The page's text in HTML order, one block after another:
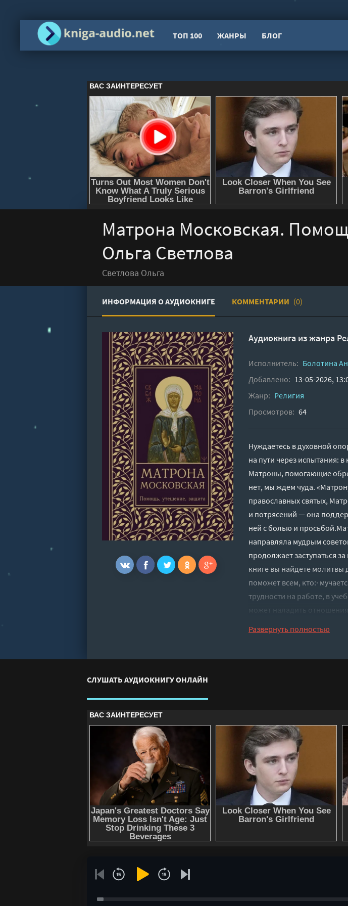
ТОП 100 ЖАНРЫ БЛОГ
Матрона Московская.
Ольга Светлова
Светлова Ольга
ИНФОРМАЦИЯ О АУДИОКНИГЕ КОММЕНТАРИИ (0)
Аудиокнига из жанра
Исполнитель: Болотина
Добавлено: 13-05-2026,
Жанр: Религия
Просмотров: 64
Нуждаетесь в духовной
на пути через испытания:
Матроны, помогающие
нет, мы ждем чуда.
православных святых,
и потрясений — она
ней с болью и
направляла мудрым
продолжает заступаться
книге вы найдете молитвы
поможет всем, кто:·
трудности на работе, в
может наладить
обретете поддержку,
Развернуть полностью
СЛУШАТЬ АУДИОКНИГУ ОНЛАЙН